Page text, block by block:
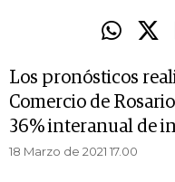
Los pronósticos
Comercio de
36% interanual de
18 Marzo de 2021 17.00